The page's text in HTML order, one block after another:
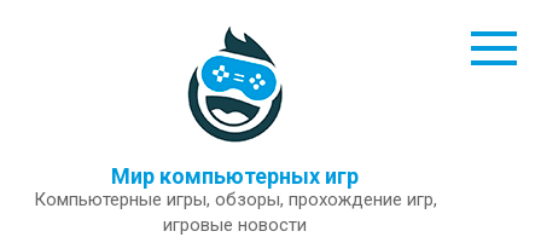
Мир компьютерных игр
Компьютерные игры, обзоры, прохождение игр,
игровые новости